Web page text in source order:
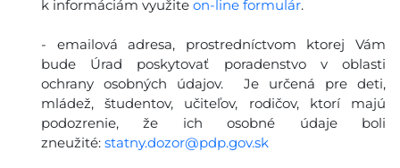
k informáciám využite on-line formulár.
- emailová adresa, prostredníctvom ktorej Vám
bude Úrad poskytovať poradenstvo v oblasti
ochrany osobných údajov. Je určená pre deti,
mládež, študentov, učiteľov, rodičov, ktorí majú
podozrenie, že ich osobné údaje boli
zneužité: statny.dozor@pdp.gov.sk